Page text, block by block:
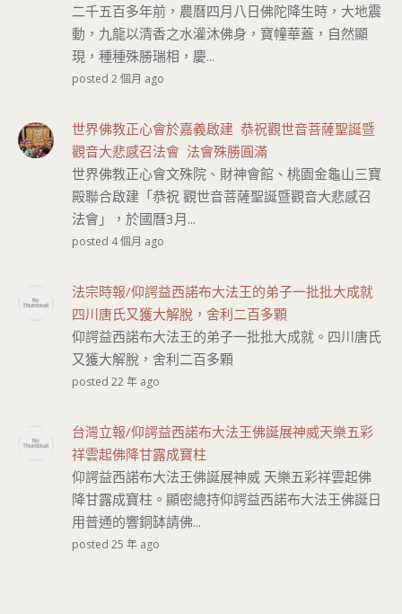
二千五百多年前，農曆四月八日佛陀降生時，大地震
動，九龍以清香之水灌沐佛身，寶幢華蓋，自然顯
現，種種殊勝瑞相，慶...
posted 2 個月 ago
世界佛教正心會於嘉義啟建 恭祝觀世音菩薩聖誕暨
觀音大悲感召法會 法會殊勝圓滿
世界佛教正心會文殊院、財神會館、桃園金龜山三寶
殿聯合啟建「恭祝 觀世音菩薩聖誕暨觀音大悲感召
法會」，於國曆3月...
posted 4 個月 ago
法宗時報/仰諤益西諾布大法王的弟子一批批大成就
四川唐氏又獲大解脫，舍利二百多顆
仰諤益西諾布大法王的弟子一批批大成就。四川唐氏
又獲大解脫，舍利二百多顆
posted 22 年 ago
台灣立報/仰諤益西諾布大法王佛誕展神威天樂五彩
祥雲起佛降甘露成寶柱
仰諤益西諾布大法王佛誕展神威 天樂五彩祥雲起佛
降甘露成寶柱。顯密總持仰諤益西諾布大法王佛誕日
用普通的響銅缽請佛...
posted 25 年 ago